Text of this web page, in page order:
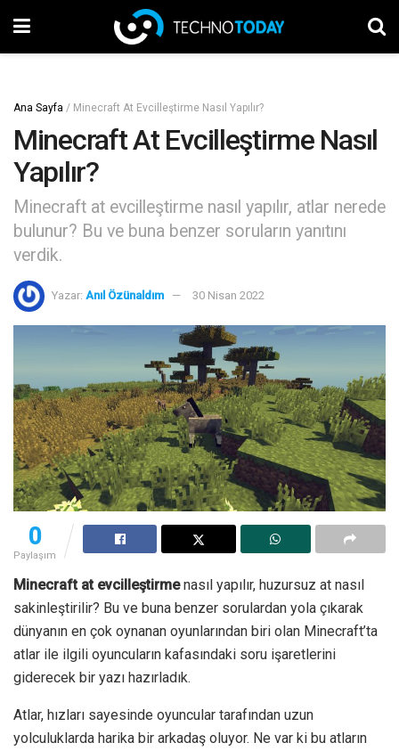
Ana Sayfa / Minecraft At Evcilleştirme Nasıl Yapılır?
Minecraft At Evcilleştirme Nasıl
Yapılır?
Minecraft at evcilleştirme nasıl yapılır, atlar nerede
bulunur? Bu ve buna benzer soruların yanıtını
verdik.
Yazar: Anıl Özünaldım 30 Nisan 2022
0
Paylaşım
Minecraft at evcilleştirmenasıl yapılır, huzursuz at nasıl
sakinleştirilir? Bu ve buna benzer sorulardan yola çıkarak
dünyanın en çok oynanan oyunlarından biri olan Minecraft’ta
atlar ile ilgili oyuncuların kafasındaki soru işaretlerini
giderecek bir yazı hazırladık.
Atlar, hızları sayesinde oyuncular tarafından uzun
yolculuklarda harika bir arkadaş oluyor. Ne var ki bu atların